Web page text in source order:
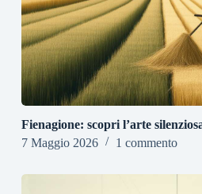
Fienagione: scopri l’arte
7 Maggio 2026
1 commento